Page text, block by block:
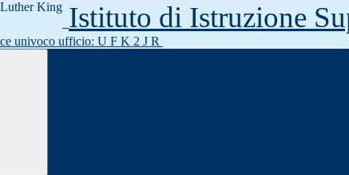
Istituto di Istruzione
univoco ufficio: U F K 2 J R